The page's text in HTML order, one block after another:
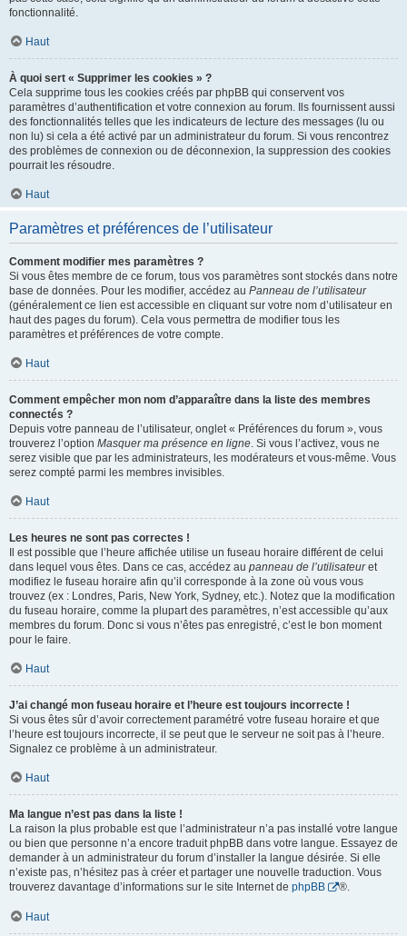
fonctionnalité.
Haut
À quoi sert « Supprimer les cookies » ?
Cela supprime tous les cookies créés par phpBB qui conservent vos
paramètres d’authentification et votre connexion au forum. Ils fournissent aussi
des fonctionnalités telles que les indicateurs de lecture des messages (lu ou
non lu) si cela a été activé par un administrateur du forum. Si vous rencontrez
des problèmes de connexion ou de déconnexion, la suppression des cookies
pourrait les résoudre.
Haut
Paramètres et préférences de l’utilisateur
Comment modifier mes paramètres ?
Si vous êtes membre de ce forum, tous vos paramètres sont stockés dans notre
base de données. Pour les modifier, accédez au Panneau de l’utilisateur
(généralement ce lien est accessible en cliquant sur votre nom d’utilisateur en
haut des pages du forum). Cela vous permettra de modifier tous les
paramètres et préférences de votre compte.
Haut
Comment empêcher mon nom d’apparaître dans la liste des membres
connectés ?
Depuis votre panneau de l’utilisateur, onglet « Préférences du forum », vous
trouverez l’option Masquer ma présence en ligne. Si vous l’activez, vous ne
serez visible que par les administrateurs, les modérateurs et vous-même. Vous
serez compté parmi les membres invisibles.
Haut
Les heures ne sont pas correctes !
Il est possible que l’heure affichée utilise un fuseau horaire différent de celui
dans lequel vous êtes. Dans ce cas, accédez au panneau de l’utilisateuret
modifiez le fuseau horaire afin qu’il corresponde à la zone où vous vous
trouvez (ex : Londres, Paris, New York, Sydney, etc.). Notez que la modification
du fuseau horaire, comme la plupart des paramètres, n’est accessible qu’aux
membres du forum. Donc si vous n’êtes pas enregistré, c’est le bon moment
pour le faire.
Haut
J’ai changé mon fuseau horaire et l’heure est toujours incorrecte !
Si vous êtes sûr d’avoir correctement paramétré votre fuseau horaire et que
l’heure est toujours incorrecte, il se peut que le serveur ne soit pas à l’heure.
Signalez ce problème à un administrateur.
Haut
Ma langue n’est pas dans la liste !
La raison la plus probable est que l’administrateur n’a pas installé votre langue
ou bien que personne n’a encore traduit phpBB dans votre langue. Essayez de
demander à un administrateur du forum d’installer la langue désirée. Si elle
n’existe pas, n’hésitez pas à créer et partager une nouvelle traduction. Vous
trouverez davantage d’informations sur le site Internet de phpBB ®.
Haut